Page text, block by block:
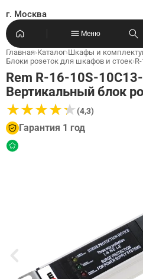
г. Москва
Меню
Главная›Каталог›Шкафы и
Блоки розеток для шкафов и стоек›
Rem R-16-10S-
Вертикальный блок
★★★★★
★★★★★(4,3)
Гарантия 1 год